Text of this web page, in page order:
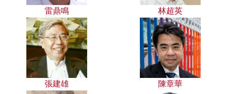
雷鼎鳴 林超英
張建雄 陳章華